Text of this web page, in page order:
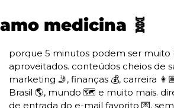
amo medicina 🧬
porque 5 minutos podem ser muito
aproveitados. conteúdos cheios de
marketing 🤳, finanças 💰, carreira
Brasil 🌎, mundo 🗺️ e muito mais.
de entrada do e-mail favorito 💌,